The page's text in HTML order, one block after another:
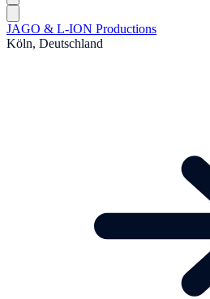
JAGO & L-ION Productions
Köln, Deutschland